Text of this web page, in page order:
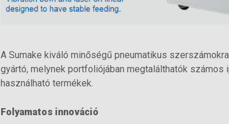
A Sumake kiváló minőségű pneumatikus
gyártó, melynek portfoliójában megtalálthatók számos
használható termékek.
Folyamatos innováció